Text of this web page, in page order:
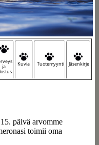
ja Kuvia Tuotemyynti Jäsenkirje
päivä arvomme
toimii oma